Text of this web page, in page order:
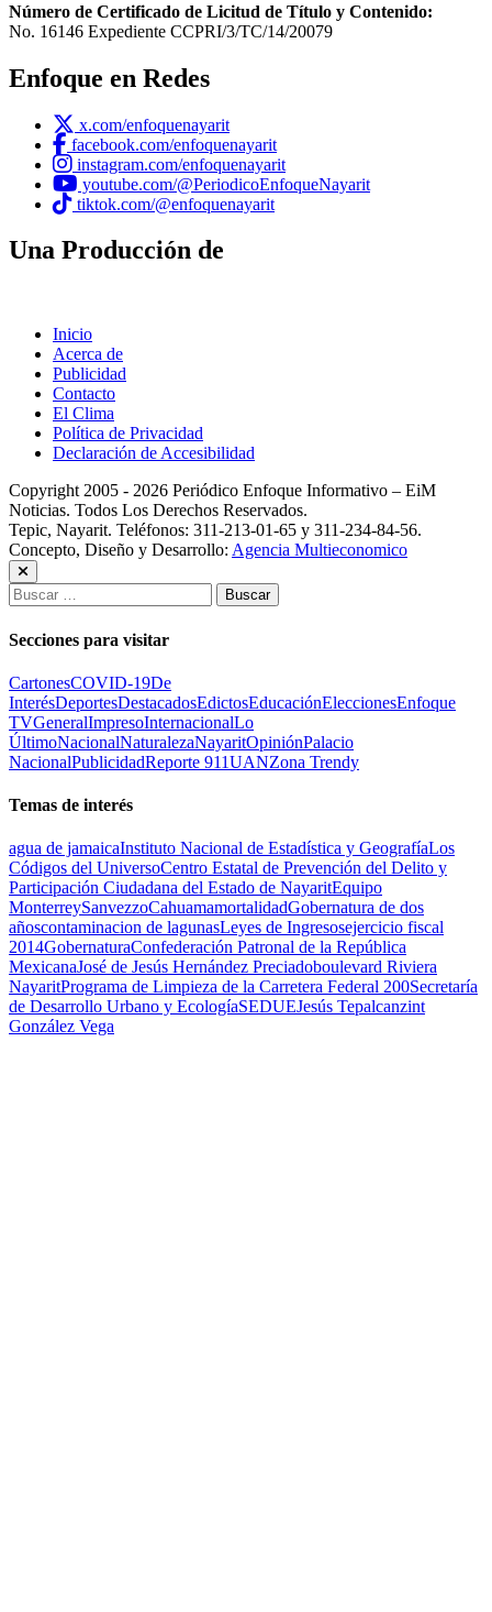
Número de Certificado de Licitud de Título y Contenido:
No. 16146 Expediente CCPRI/3/TC/14/20079
Enfoque en Redes
x.com/enfoquenayarit
facebook.com/enfoquenayarit
instagram.com/enfoquenayarit
youtube.com/@PeriodicoEnfoqueNayarit
tiktok.com/@enfoquenayarit
Una Producción de
Inicio
Acerca de
Publicidad
Contacto
El Clima
Política de Privacidad
Declaración de Accesibilidad
Copyright 2005 - 2026 Periódico Enfoque Informativo – EiM
Noticias. Todos Los Derechos Reservados.
Tepic, Nayarit. Teléfonos: 311-213-01-65 y 311-234-84-56.
Concepto, Diseño y Desarrollo: Agencia Multieconomico
Buscar:
Secciones para visitar
CartonesCOVID-19De
InterésDeportesDestacadosEdictosEducaciónEleccionesEnfoque
TVGeneralImpresoInternacionalLo
ÚltimoNacionalNaturalezaNayaritOpiniónPalacio
NacionalPublicidadReporte 911UANZona Trendy
Temas de interés
agua de jamaicaInstituto Nacional de Estadística y GeografíaLos
Códigos del UniversoCentro Estatal de Prevención del Delito y
Participación Ciudadana del Estado de NayaritEquipo
MonterreySanvezzoCahuamamortalidadGobernatura de dos
añoscontaminacion de lagunasLeyes de Ingresosejercicio fiscal
2014GobernaturaConfederación Patronal de la República
MexicanaJosé de Jesús Hernández Preciadoboulevard Riviera
NayaritPrograma de Limpieza de la Carretera Federal 200Secretaría
de Desarrollo Urbano y EcologíaSEDUEJesús Tepalcanzint
González Vega